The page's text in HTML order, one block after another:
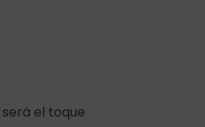
el toque